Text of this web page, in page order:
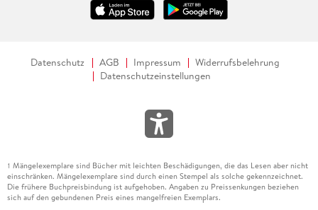
Datenschutz AGB Impressum
Widerrufsbelehrung
Datenschutzeinstellungen
1 Mängelexemplare sind Bücher mit leichten Beschädigungen, die das Lesen aber nicht
einschränken. Mängelexemplare sind durch einen Stempel als solche gekennzeichnet.
Die frühere Buchpreisbindung ist aufgehoben. Angaben zu Preissenkungen beziehen
sich auf den gebundenen Preis eines mangelfreien Exemplars.